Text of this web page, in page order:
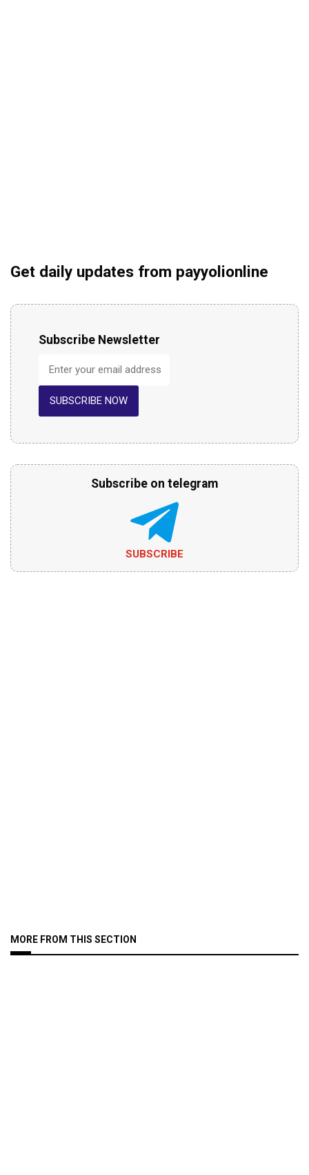
Get daily updates from payyolionline
Subscribe Newsletter
SUBSCRIBE NOW
Subscribe on telegram
SUBSCRIBE
MORE FROM THIS SECTION